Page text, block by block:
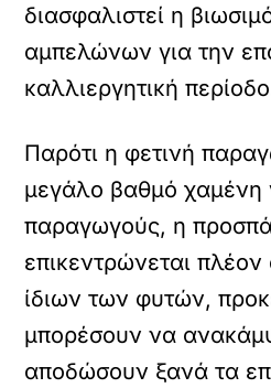
διασφαλιστεί η
αμπελώνων για την
καλλιεργητική
Παρότι η φετινή
μεγάλο βαθμό χαμένη
παραγωγούς, η
επικεντρώνεται
ίδιων των φυτών,
μπορέσουν να
αποδώσουν ξανά τα